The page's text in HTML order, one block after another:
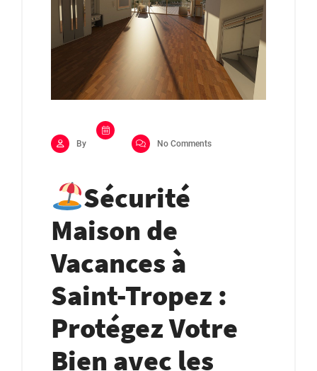
By No Comments
Sécurité
Maison de
Vacances à
Saint-Tropez :
Protégez Votre
Bien avec les